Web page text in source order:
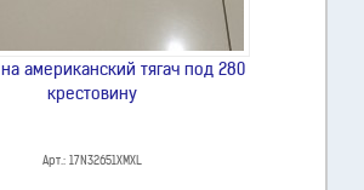
американский тягач под 280
крестовину
Арт.: 17N32651XMXL